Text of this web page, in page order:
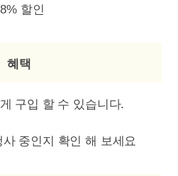
할인
혜택
구입 할 수 있습니다.
중인지 확인 해 보세요